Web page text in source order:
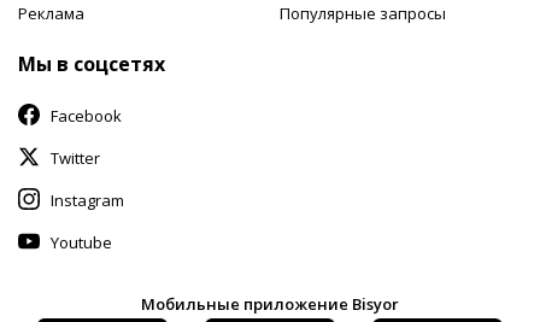
Реклама
Популярные запросы
Мы в соцсетях
Facebook
Twitter
Instagram
Youtube
Мобильные приложение Bisyor